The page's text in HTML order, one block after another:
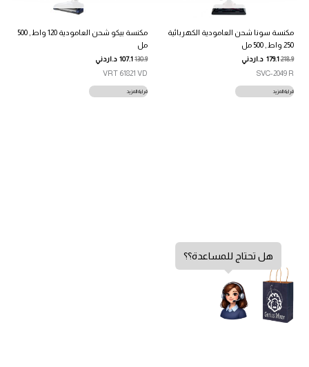
مكنسة سونا شحن العامودية الكهربائية
250 واط , 500 مل
218.9
179.1 د.اردني
SVC-2049 R
قراءة المزيد
مكنسة بيكو شحن العامودية 120 واط , 500
مل
130.9
107.1 د.اردني
VRT 61821 VD
قراءة المزيد
هل تحتاج للمساعدة؟؟